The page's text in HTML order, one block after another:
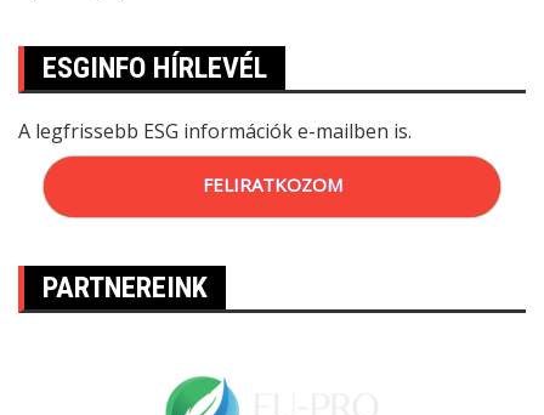
ESGINFO HÍRLEVÉL
A legfrissebb ESG információk e-mailben is.
FELIRATKOZOM
PARTNEREINK